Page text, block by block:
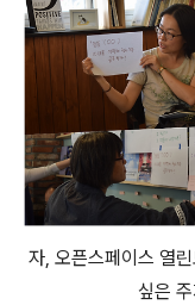
자, 오픈스페이스 열
싶은